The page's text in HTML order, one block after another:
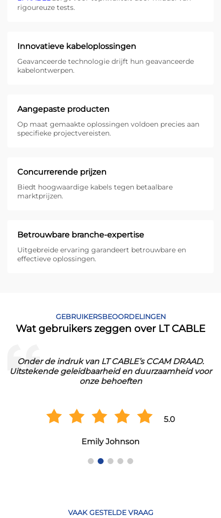
rigoureuze tests.
Innovatieve kabeloplossingen
Geavanceerde technologie drijft hun geavanceerde
kabelontwerpen.
Aangepaste producten
Op maat gemaakte oplossingen voldoen precies aan
specifieke projectvereisten.
Concurrerende prijzen
Biedt hoogwaardige kabels tegen betaalbare
marktprijzen.
Betrouwbare branche-expertise
Uitgebreide ervaring garandeert betrouwbare en
effectieve oplossingen.
GEBRUIKERSBEOORDELINGEN
Wat gebruikers zeggen over LT CABLE
Onder de indruk van LT CABLE’s CCAM DRAAD.
Uitstekende geleidbaarheid en duurzaamheid voor
onze behoeften
5.0
Emily Johnson
VAAK GESTELDE VRAAG